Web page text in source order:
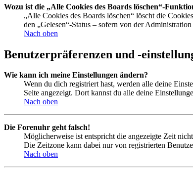
Wozu ist die „Alle Cookies des Boards löschen“-
„Alle Cookies des Boards löschen“ löscht die
den „Gelesen“-Status – sofern von der
Nach oben
Benutzerpräferenzen und -
Wie kann ich meine Einstellungen ändern?
Wenn du dich registriert hast, werden alle deine
Seite angezeigt. Dort kannst du alle deine
Nach oben
Die Forenuhr geht falsch!
Möglicherweise ist entspricht die angezeigte Zeit
Die Zeitzone kann dabei nur von registrierten
Nach oben